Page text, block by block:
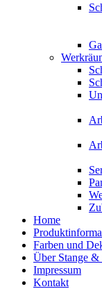
Home
Farben und
Über Stange &
Impressum
Kontakt